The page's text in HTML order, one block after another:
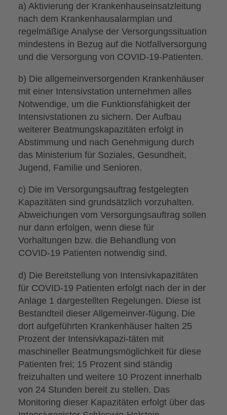
a) Aktivierung der Krankenhauseinsatzleitung
nach dem Krankenhausalarmplan und
regelmäßige Analyse der Versorgungssituation
mindestens in Bezug auf die Notfallversorgung
und die Versorgung von COVID-19-Patienten.
b) Die allgemeinversorgenden Krankenhäuser
mit einer Intensivstation unternehmen alles
Notwendige, um die Funktionsfähigkeit der
Intensivstationen zu sichern. Der Aufbau
weiterer Beatmungskapazitäten erfolgt in
Abstimmung und nach Genehmigung durch
das Ministerium für Soziales, Gesundheit,
Jugend, Familie und Senioren.
c) Die im Versorgungsauftrag festgelegten
Kapazitäten sind grundsätzlich vorzuhalten.
Abweichungen vom Versorgungsauftrag sollen
nur dann erfolgen, wenn diese für
Vorhaltungen bzw. die Behandlung von
COVID-19 Patienten notwendig sind.
d) Die Bereitstellung von Intensivkapazitäten
für COVID-19 Patienten erfolgt nach der in der
Anlage 1 dargestellten Regelungen. Diese ist
Bestandteil dieser Allgemeinver-fügung. Die
dort aufgeführten Krankenhäuser halten 25
Prozent der Intensivkapazi-täten mit
maschineller Beatmungsmöglichkeit für diese
Patienten frei; 15 Prozent sind ständig
freizuhalten und weitere 10 Prozent innerhalb
von 24 Stunden bereit zu stellen. Das
Monitoring dieser Kapazitäten erfolgt über das